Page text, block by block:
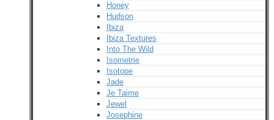
Honey
Hudson
Ibiza
Ibiza Textures
Into The Wild
Isometrie
Isotope
Jade
Je Taime
Jewel
Josephine